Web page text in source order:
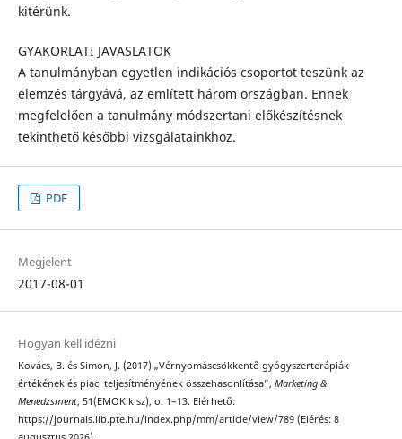
kitérünk.
GYAKORLATI JAVASLATOK
A tanulmányban egyetlen indikációs csoportot teszünk az
elemzés tárgyává, az említett három országban. Ennek
megfelelően a tanulmány módszertani előkészítésnek
tekinthető későbbi vizsgálatainkhoz.
PDF
Megjelent
2017-08-01
Hogyan kell idézni
Kovács, B. és Simon, J. (2017) „Vérnyomáscsökkentő gyógyszerterápiák
értékének és piaci teljesítményének összehasonlítása”, Marketing &
Menedzsment, 51(EMOK klsz), o. 1–13. Elérhető:
https://journals.lib.pte.hu/index.php/mm/article/view/789 (Elérés: 8